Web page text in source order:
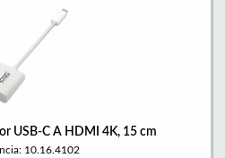
USB-C A HDMI 4K, 15 cm
10.16.4102